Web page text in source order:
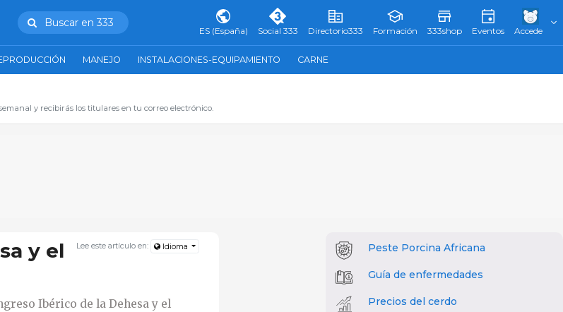
Buscar en 333
ES (España) Social 333 Directorio333 Formación 333shop Eventos Accede
MANEJO INSTALACIONES-EQUIPAMIENTO CARNE
y recibirás los titulares en tu correo electrónico.
Lee este artículo en: Idioma
y el
Ibérico de la Dehesa y el
Peste Porcina Africana
Guía de enfermedades
Precios del cerdo